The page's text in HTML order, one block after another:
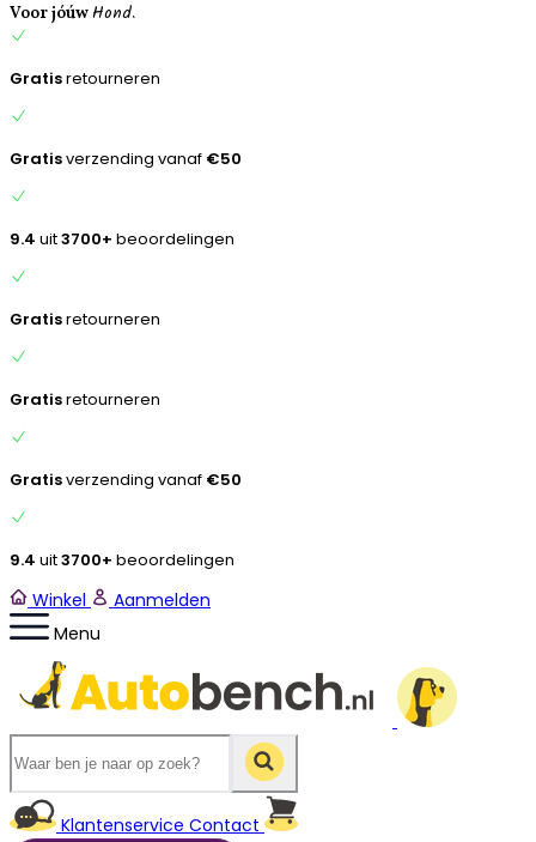
Voor jóúwHond.
Gratisretourneren
Gratisverzending vanaf €50
9.4 uit3700+ beoordelingen
Gratisretourneren
Gratisretourneren
Gratisverzending vanaf €50
9.4 uit3700+ beoordelingen
Winkel
Aanmelden
Menu
Klantenservice Contact